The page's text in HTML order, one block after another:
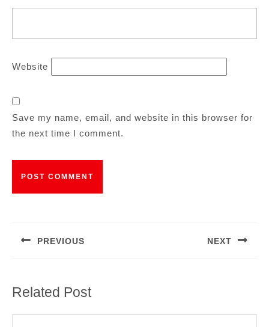
Website
Save my name, email, and website in this browser for
the next time I comment.
PREVIOUS NEXT
Related Post